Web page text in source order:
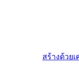
สร้างด้วย